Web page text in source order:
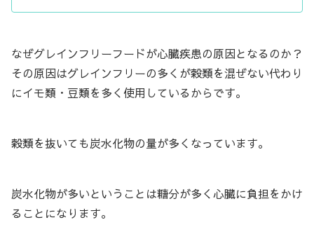
なぜグレインフリーフードが心臓疾患の原因となるのか？
その原因はグレインフリーの多くが穀類を混ぜない代わり
にイモ類・豆類を多く使用しているからです。
穀類を抜いても炭水化物の量が多くなっています。
炭水化物が多いということは糖分が多く心臓に負担をかけ
ることになります。